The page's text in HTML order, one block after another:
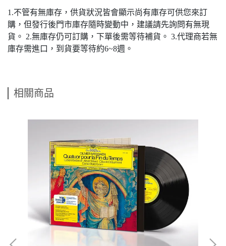
1.不管有無庫存，供貨狀況皆會顯示尚有庫存可供您來訂
購，但發行後門市庫存隨時變動中，建議請先詢問有無現
貨。 2.無庫存仍可訂購，下單後需等待補貨。 3.代理商若無
庫存需進口，到貨要等待約6~8週。
相關商品